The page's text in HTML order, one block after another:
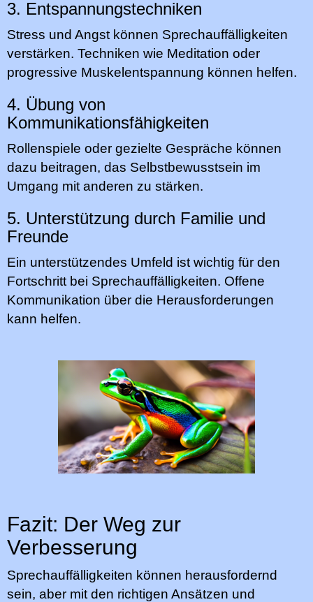
3. Entspannungstechniken
Stress und Angst können Sprechauffälligkeiten
verstärken. Techniken wie Meditation oder
progressive Muskelentspannung können helfen.
4. Übung von
Kommunikationsfähigkeiten
Rollenspiele oder gezielte Gespräche können
dazu beitragen, das Selbstbewusstsein im
Umgang mit anderen zu stärken.
5. Unterstützung durch Familie und
Freunde
Ein unterstützendes Umfeld ist wichtig für den
Fortschritt bei Sprechauffälligkeiten. Offene
Kommunikation über die Herausforderungen
kann helfen.
Fazit: Der Weg zur
Verbesserung
Sprechauffälligkeiten können herausfordernd
sein, aber mit den richtigen Ansätzen und